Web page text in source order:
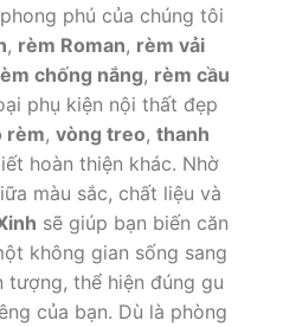
phú của chúng tôi
, rèm Roman, rèm vải
chống nắng, rèm cầu
phụ kiện nội thất đẹp
rèm, vòng treo, thanh
hoàn thiện khác. Nhờ
màu sắc, chất liệu và
sẽ giúp bạn biến căn
không gian sống sang
tượng, thể hiện đúng gu
của bạn. Dù là phòng